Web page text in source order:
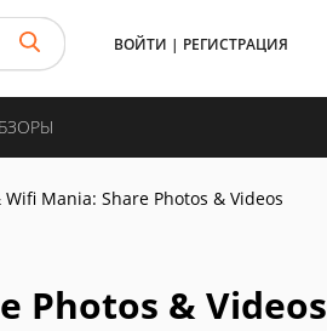
ВОЙТИ | РЕГИСТРАЦИЯ
Mania: Share Photos & Videos
Photos & Videos